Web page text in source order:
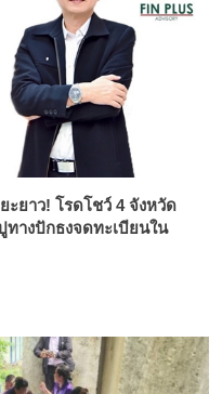
ยาว! โรดโชว์ 4 จังหวัด
างปักธงจดทะเบียนใน